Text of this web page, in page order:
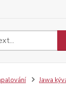
Jawa